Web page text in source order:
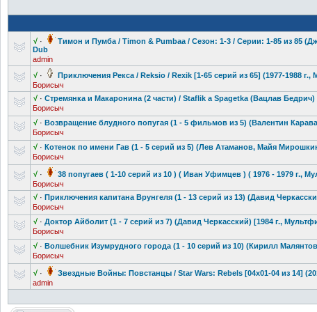
√ · Тимон и Пумба / Timon & Pumbaa / Сезон: 1-3 / Серии: 1-85 из 85
Dub
admin
√ ·
Приключения Рекса / Reksio / Rexik [1-65 серий из 65] (1977-1988
Борисыч
√ · Стремянка и Макаронина (2 части) / Staflik a Spagetka (Вацлав
Борисыч
√ · Возвращение блудного попугая (1 - 5 фильмов из 5) (Валентин
Борисыч
√ · Котенок по имени Гав (1 - 5 серий из 5) (Лев Атаманов, Майя
Борисыч
√ ·
38 попугаев ( 1-10 серий из 10 ) ( Иван Уфимцев ) ( 1976 - 1979 г.,
Борисыч
√ · Приключения капитана Врунгеля (1 - 13 серий из 13) (Давид
Борисыч
√ · Доктор Айболит (1 - 7 серий из 7) (Давид Черкасский) [1984 г.,
Борисыч
√ · Волшебник Изумрудного города (1 - 10 серий из 10) (Кирилл
Борисыч
√ ·
Звездные Войны: Повстанцы / Star Wars: Rebels [04x01-04 из 14]
admin